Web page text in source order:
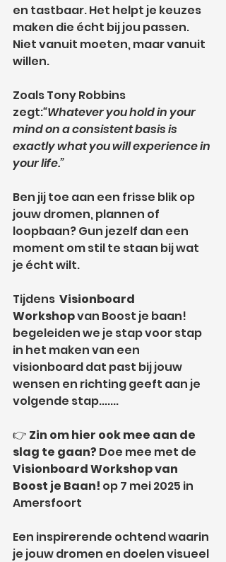
en tastbaar. Het helpt je keuzes
maken die écht bij jou passen.
Niet vanuit moeten, maar vanuit
willen.
Zoals Tony Robbins
zegt:“Whatever you hold in your
mind on a consistent basis is
exactly what you will experience in
your life.”
Ben jij toe aan een frisse blik op
jouw dromen, plannen of
loopbaan? Gun jezelf dan een
moment om stil te staan bij wat
je écht wilt.
Tijdens Visionboard
Workshop van Boost je baan!
begeleiden we je stap voor stap
in het maken van een
visionboard dat past bij jouw
wensen en richting geeft aan je
volgende stap.......
👉 Zin om hier ook mee aan de
slag te gaan? Doe mee met de
Visionboard Workshop van
Boost je Baan! op 7 mei 2025 in
Amersfoort
Een inspirerende ochtend waarin
je jouw dromen en doelen visueel